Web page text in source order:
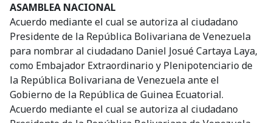
ASAMBLEA NACIONAL
Acuerdo mediante el cual se autoriza al ciudadano
Presidente de la República Bolivariana de Venezuela
para nombrar al ciudadano Daniel Josué Cartaya Laya,
como Embajador Extraordinario y Plenipotenciario de
la República Bolivariana de Venezuela ante el
Gobierno de la República de Guinea Ecuatorial.
Acuerdo mediante el cual se autoriza al ciudadano